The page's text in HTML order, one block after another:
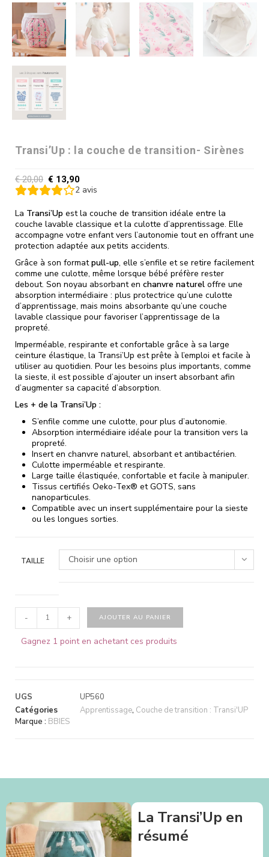
Transi’Up : la couche de transition- Sirènes
€20,00 € 13,90
2 avis
La Transi’Up est la couche de transition idéale entre la
couche lavable classique et la culotte d’apprentissage. Elle
accompagne votre enfant vers l’autonomie tout en offrant une
protection adaptée aux petits accidents.
Grâce à son formatpull-up, elle s’enfile et se retire facilement
comme une culotte, même lorsque bébé préfère rester
debout. Son noyau absorbant en chanvre naturel offre une
absorption intermédiaire : plus protectrice qu’une culotte
d’apprentissage, mais moins absorbante qu’une couche
lavable classique pour favoriser l’apprentissage de la
propreté.
Imperméable, respirante et confortable grâce à sa large
ceinture élastique, la Transi’Up est prête à l’emploi et facile à
utiliser au quotidien. Pour les besoins plus importants, comme
la sieste, il est possible d’ajouter un insert absorbant afin
d’augmenter sa capacité d’absorption.
Les + de la Transi’Up :
S’enfile comme une culotte, pour plus d’autonomie.
Absorption intermédiaire idéale pour la transition vers la
propreté.
Insert en chanvre naturel, absorbant et antibactérien.
Culotte imperméable et respirante.
Large taille élastiquée, confortable et facile à manipuler.
Tissus certifiés Oeko-Tex® et GOTS, sans
nanoparticules.
Compatible avec un insert supplémentaire pour la sieste
ou les longues sorties.
TAILLE Choisir une option
- + AJOUTER AU PANIER
Gagnez 1 point en achetant ces produits
UGS
UP560
Catégories
Apprentissage, Couche de transition : Transi'UP
Marque : BBIES
La Transi’Up en
résumé